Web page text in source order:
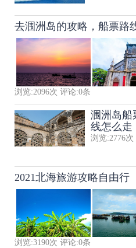
去涠洲岛的攻略，船票路
浏览:2096次 评论:0条
涠洲岛船
线怎么走
浏览:2776次
2021北海旅游攻略自由行
浏览:3190次 评论:0条